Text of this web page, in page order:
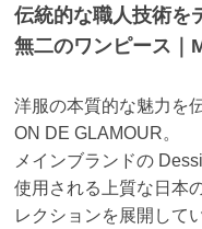
伝統的な職人技術を
無二のワンピース｜
洋服の本質的な魅力を
ON DE GLAMOUR。
メインブランドの
使用される上質な日本
レクションを展開して